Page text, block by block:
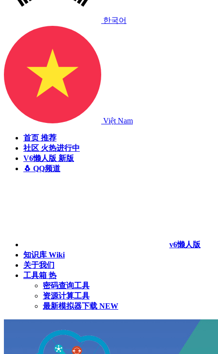
한국어
Việt Nam
首页 推荐
社区 火热进行中
V6懒人版 新版
🐧 QQ频道
v6懒人版
知识库 Wiki
关于我们
工具箱 热
密码查询工具
资源计算工具
最新模拟器下载 NEW